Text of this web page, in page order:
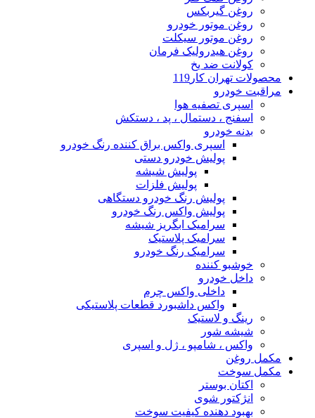
روغن گیربکس
روغن موتور خودرو
روغن موتور سیکلت
روغن هیدرولیک فرمان
کولانت ضد یخ
محصولات تهران کار119
مراقبت خودرو
اسپری تصفیه هوا
اسفنج ، دستمال ، پد ، دستکش
بدنه خودرو
اسپری واکس براق کننده رنگ خودرو
پولیش خودرو دستی
پولیش شیشه
پولیش فلزات
پولیش رنگ خودرو دستگاهی
پولیش واکس رنگ خودرو
سرامیک ابگریز شیشه
سرامیک پلاستیک
سرامیک رنگ خودرو
خوشبو کننده
داخل خودرو
داخلی واکس چرم
واکس داشبورد قطعات پلاستیکی
رینگ و لاستیک
شیشه شور
واکس ، شامپو ، ژل و اسپری
مکمل روغن
مکمل سوخت
اکتان بوستر
انژکتور شوی
بهبود دهنده کیفیت سوخت